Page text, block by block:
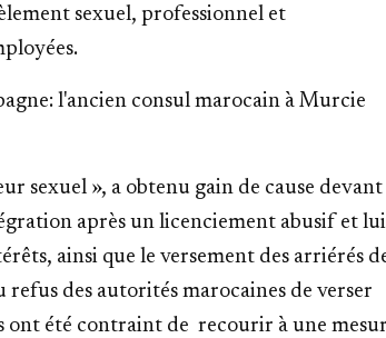
sexuel, professionnel et
l'ancien consul marocain à Murcie
sexuel », a obtenu gain de cause devant
après un licenciement abusif et lui
ainsi que le versement des arriérés
refus des autorités marocaines de verser
ont été contraint de recourir à une